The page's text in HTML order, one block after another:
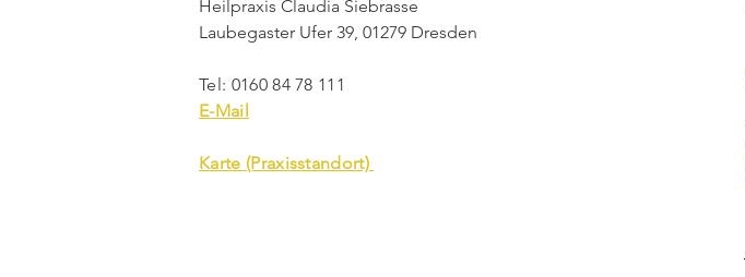
Heilpraxis Claudia Siebrasse
Laubegaster Ufer 39, 01279 Dresden
​​Tel: 0160 84 78 111
E-Mail
Karte (Praxisstandort)